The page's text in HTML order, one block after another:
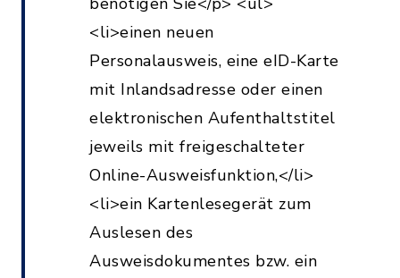
<li>einen neuen
Personalausweis, eine eID-Karte
mit Inlandsadresse oder einen
elektronischen Aufenthaltstitel
jeweils mit freigeschalteter
Online-Ausweisfunktion,</li>
<li>ein Kartenlesegerät zum
Auslesen des
Ausweisdokumentes bzw. ein